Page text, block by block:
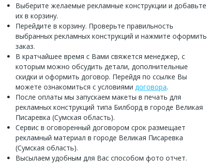
Выберите желаемые рекламные конструкции и добавьте
их в корзину.
Перейдите в корзину. Проверьте правильность
выбранных рекламных конструкций и нажмите оформить
заказ.
В кратчайшее время с Вами свяжется менеджер, с
которым можно обсудить детали, дополнительные
скидки и оформить договор. Перейдя по ссылке Вы
можете ознакомиться с условиями договора.
После оплаты мы запускаем макеты в печать для
рекламных конструкций типа Билборд в городе Великая
Писаревка (Сумская область).
Сервис в оговоренный договором срок размещает
рекламный материал в городе Великая Писаревка
(Сумская область).
Высылаем удобным для Вас способом фото отчет.